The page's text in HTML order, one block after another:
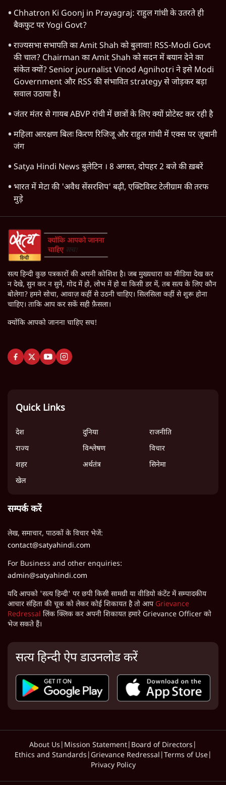
Chhatron Ki Goonj in Prayagraj: राहुल गांधी के उतरते ही
बैकफुट पर Yogi Govt?
राज्यसभा सभापति का Amit Shah को बुलावा! RSS-Modi Govt
की चाल? Chairman का Amit Shah को सदन में बयान देने का
संकेत क्यों? Senior journalist Vinod Agnihotri ने इसे Modi
Government और RSS की संभावित strategy से जोड़कर बड़ा
सवाल उठाया है।
जंतर मंतर से गायब ABVP रांची में छात्रों के लिए क्यों प्रोटेस्ट कर रही है
महिला आरक्षण बिलः किरण रिजिजू और राहुल गांधी में एक्स पर ज़ुबानी
जंग
Satya Hindi News बुलेटिन । 8 अगस्त, दोपहर 2 बजे की ख़बरें
भारत में मेटा की 'अवैध सेंसरशिप' बढ़ी, एक्टिविस्ट टेलीग्राम की तरफ
मुड़े
सत्य हिन्दी कुछ पत्रकारों की अपनी कोशिश है। जब मुख्यधारा का मीडिया देख कर
न देखे, सुन कर न सुने, गोद में हो, लोभ में हो या किसी डर में, तब सत्य के लिए कौन
बोलेगा? हमने सोचा, आवाज़ कहीं से उठनी चाहिए। सिलसिला कहीं से शुरू होना
चाहिए। ताकि आप कर सकें सही फ़ैसला।
क्योंकि आपको जानना चाहिए सच!
Quick Links
देश दुनिया
राजनीति
राज्य
विश्लेषण
विचार
शहर
अर्थतंत्र
सिनेमा
खेल
सम्पर्क करें
लेख, समाचार, पाठकों के विचार भेजें:
contact@satyahindi.com
For Business and other enquiries:
admin@satyahindi.com
यदि आपको 'सत्य हिन्दी' पर छपी किसी सामग्री या वीडियो कंटेंट में सम्पादकीय
आचार संहिता की चूक को लेकर कोई शिकायत है तो आप Grievance
Redressal लिंक क्लिक कर अपनी शिकायत हमारे Grievance Officer को
भेज सकते हैं।
सत्य हिन्दी ऐप डाउनलोड करें
About Us Mission Statement Board of Directors
Ethics and Standards Grievance Redressal Terms of Use|
Privacy Policy